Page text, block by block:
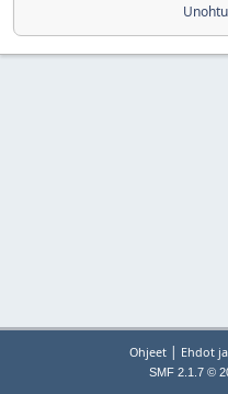
Ohjeet | Ehdot
SMF 2.1.7 ©